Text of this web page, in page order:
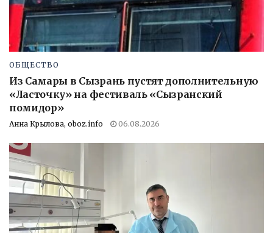
ОБЩЕСТВО
Из Самары в Сызрань пустят дополнительную
«Ласточку» на фестиваль «Сызранский
помидор»
Анна Крылова, oboz.info 06.08.2026